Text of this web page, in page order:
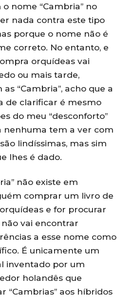
nome “Cambria” no
nada contra este tipo
porque o nome não é
correto. No entanto, e
orquídeas vai
ou mais tarde,
“Cambria”, acho que a
de clarificar é mesmo
do meu “desconforto”
nenhuma tem a ver com
lindíssimas, mas sim
lhes é dado.
não existe em
comprar um livro de
e for procurar
vai encontrar
a esse nome como
É unicamente um
inventado por um
holandês que
“Cambrias” aos híbridos